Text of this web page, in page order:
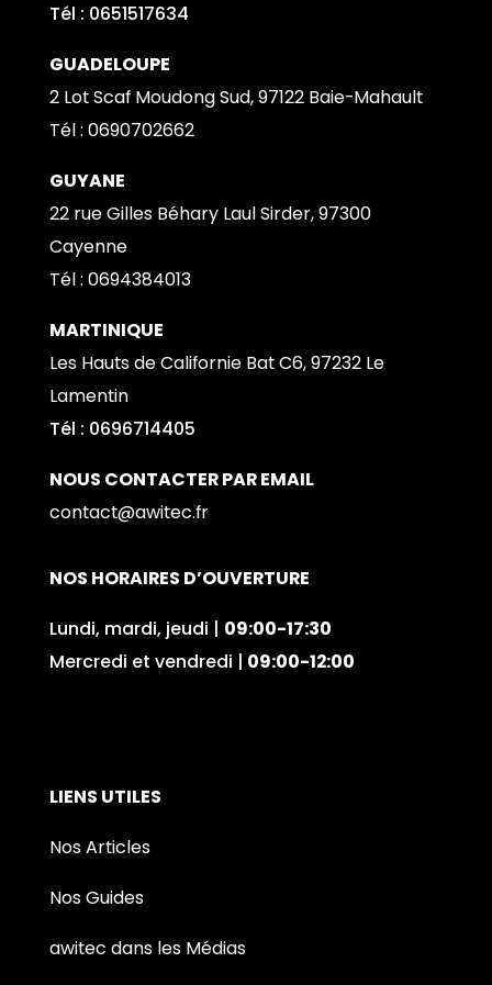
Tél : 0651517634
GUADELOUPE
2 Lot Scaf Moudong Sud, 97122 Baie-Mahault
Tél : 0690702662
GUYANE
22 rue Gilles Béhary Laul Sirder, 97300
Cayenne
Tél : 0694384013
MARTINIQUE
Les Hauts de Californie Bat C6, 97232 Le
Lamentin
Tél : 0696714405
NOUS CONTACTER PAR EMAIL
contact@awitec.fr
NOS HORAIRES D’OUVERTURE
Lundi, mardi, jeudi | 09:00-17:30
Mercredi et vendredi | 09:00-12:00
LIENS UTILES
Nos Articles
Nos Guides
awitec dans les Médias